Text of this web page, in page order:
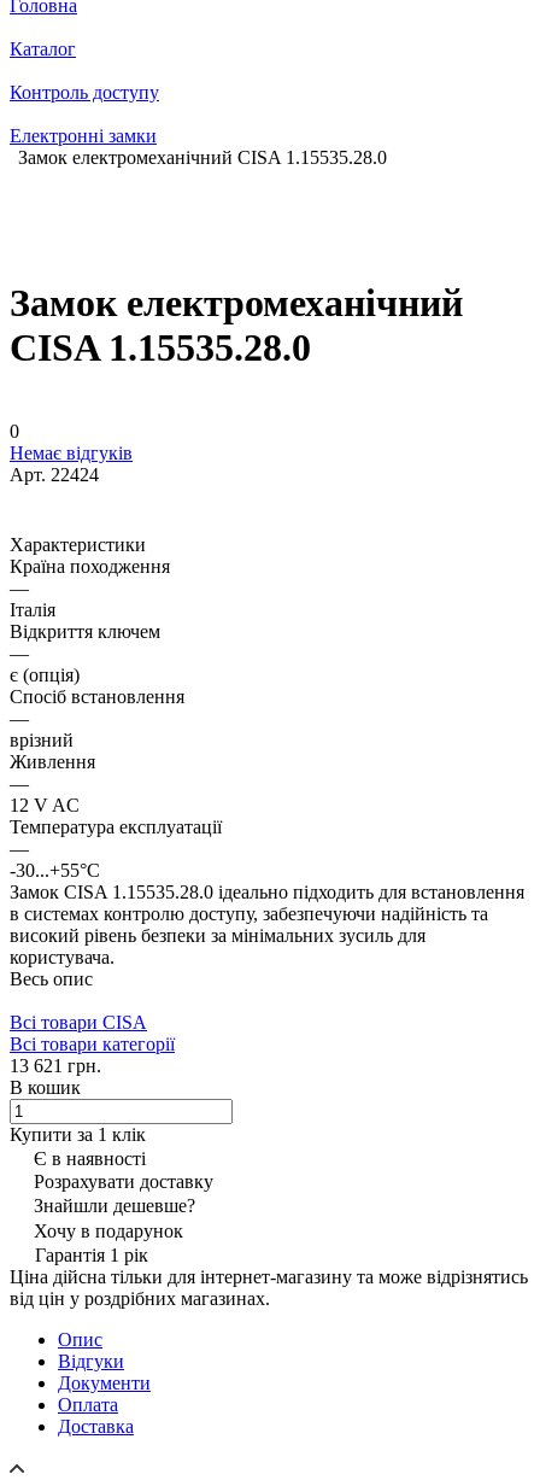
Головна
Каталог
Контроль доступу
Електронні замки
Замок електромеханічний CISA 1.15535.28.0
Замок електромеханічний
CISA 1.15535.28.0
0
Немає відгуків
Арт. 22424
Характеристики
Країна походження
—
Італія
Відкриття ключем
—
є (опція)
Спосіб встановлення
—
врізний
Живлення
—
12 V AC
Температура експлуатації
—
-30...+55°C
Замок CISA 1.15535.28.0 ідеально підходить для встановлення
в системах контролю доступу, забезпечуючи надійність та
високий рівень безпеки за мінімальних зусиль для
користувача.
Весь опис
Всі товари CISA
Всі товари категорії
13 621 грн.
В кошик
Купити за 1 клiк
Є в наявності
Розрахувати доставку
Знайшли дешевше?
Хочу в подарунок
Гарантія 1 рік
Ціна дійсна тільки для інтернет-магазину та може відрізнятись
від цін у роздрібних магазинах.
Опис
Відгуки
Документи
Оплата
Доставка